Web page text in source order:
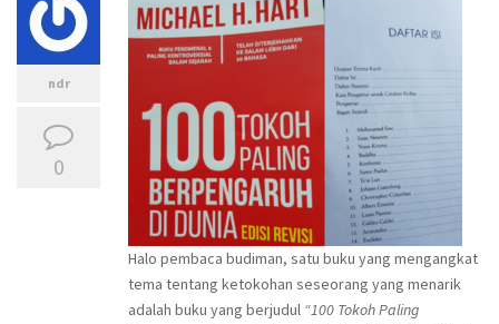
ndr
0
Halo pembaca budiman, satu buku yang mengangkat
tema tentang ketokohan seseorang yang menarik
adalah buku yang berjudul “100 Tokoh Paling